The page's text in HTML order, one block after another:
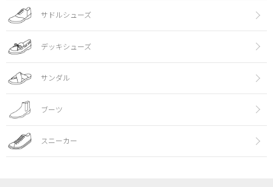
サドルシューズ
デッキシューズ
サンダル
ブーツ
スニーカー